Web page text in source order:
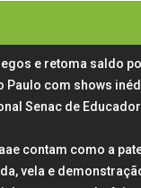
e retoma saldo
Paulo com shows
Senac de
contam como a
vela e